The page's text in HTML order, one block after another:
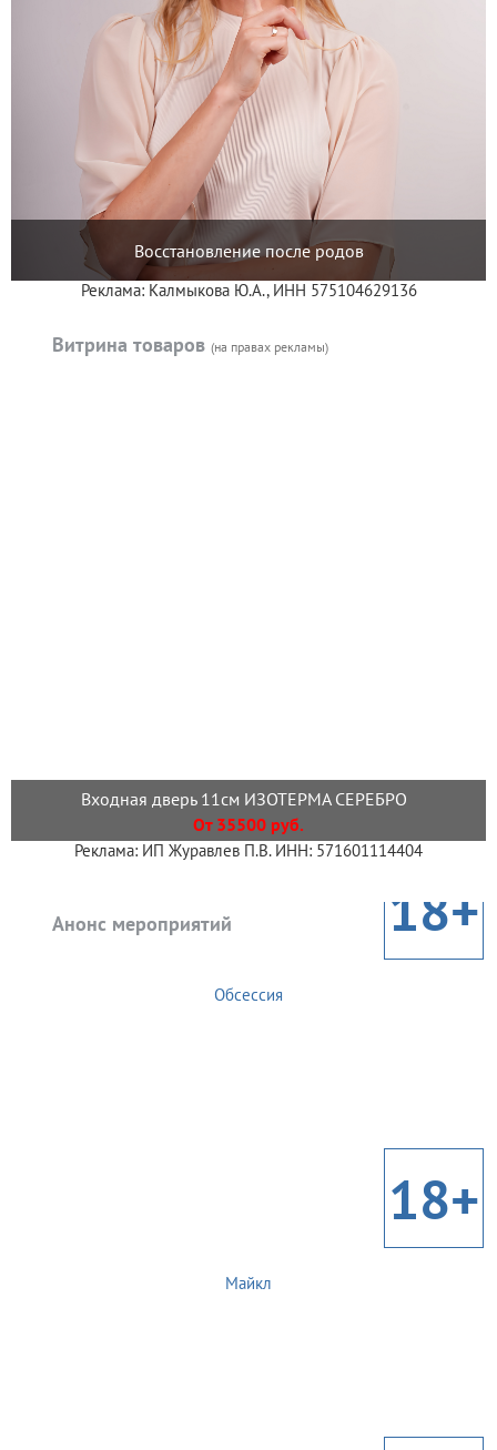
Восстановление после родов
Реклама: Калмыкова Ю.А., ИНН 575104629136
Витрина товаров (на правах рекламы)
Входная дверь 11см ИЗОТЕРМА СЕРЕБРО
От 35500 руб.
Реклама: ИП Журавлев П.В. ИНН: 571601114404
Анонс мероприятий 18+
Обсессия
18+
Майкл